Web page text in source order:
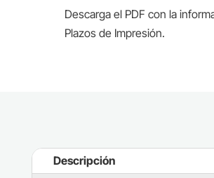
Descarga el PDF con la
Plazos de Impresión.
Descripción